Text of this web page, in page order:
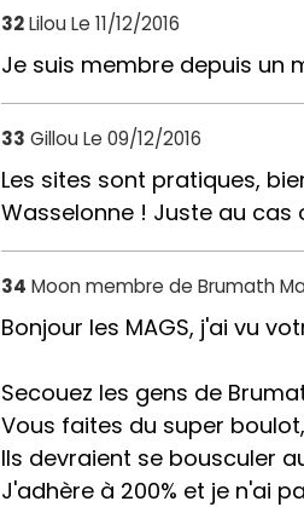
32 Lilou Le 11/12/2016
Je suis membre depuis un
33 Gillou Le 09/12/2016
Les sites sont pratiques,
Wasselonne ! Juste au cas
34 Moon membre de Brumath
Bonjour les MAGS, j'ai vu
Secouez les gens de
Vous faites du super
Ils devraient se bousculer
J'adhère à 200% et je n'ai